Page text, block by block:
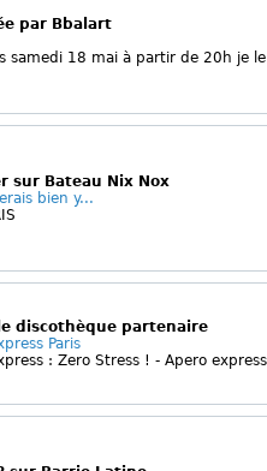
par Bbalart
samedi 18 mai à partir de 20h je
sur Bateau Nix Nox
bien y...
discothèque partenaire
Paris
: Zero Stress ! - Apero